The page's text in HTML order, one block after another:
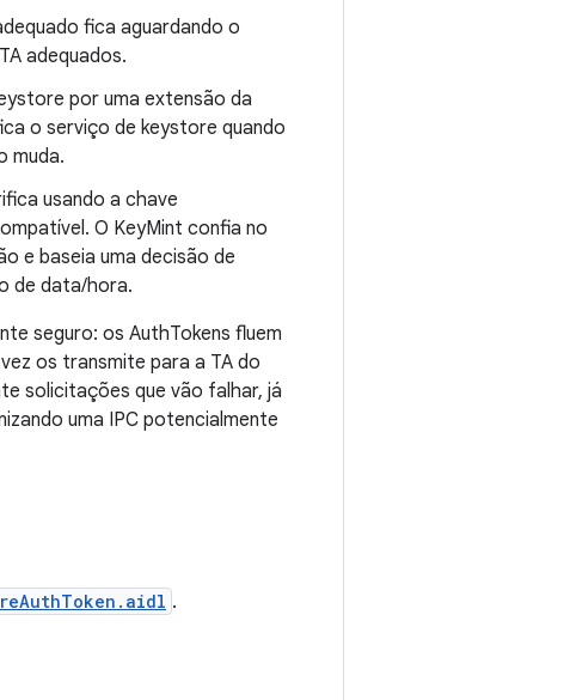
fica aguardando o
adequados.
por uma extensão da
o serviço de keystore quando
muda.
usando a chave
O KeyMint confia no
e baseia uma decisão de
de data/hora.
seguro: os AuthTokens fluem
os transmite para a TA do
solicitações que vão falhar, já
uma IPC potencialmente
.